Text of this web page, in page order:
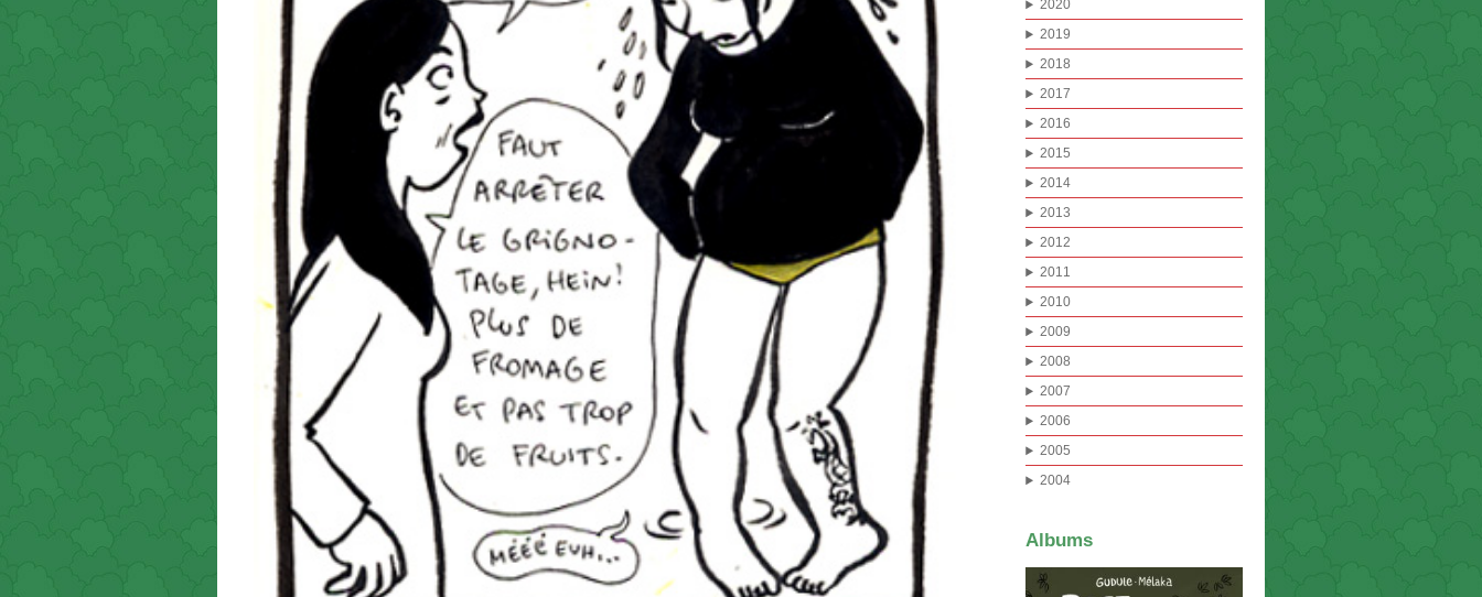
2020
2019
2018
2017
2016
2015
2014
2013
2012
2011
2010
2009
2008
2007
2006
2005
2004
Albums